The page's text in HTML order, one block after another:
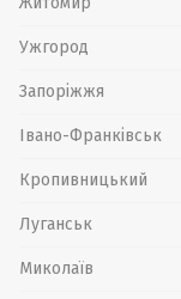
Ужгород
Запоріжжя
Івано-Франківськ
Кропивницький
Луганськ
Миколаїв